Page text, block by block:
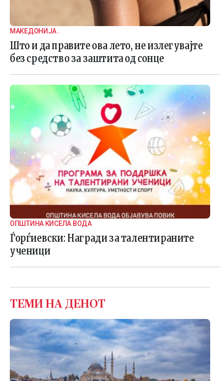
МАКЕДОНИЈА .
Што и да правите ова лето, не излегувајте
без средство за заштита од сонце
ОПШТИНА КИСЕЛА ВОДА
Ѓорѓиевски: Награди за талентираните
ученици
ТЕМИ НА ДЕНОТ